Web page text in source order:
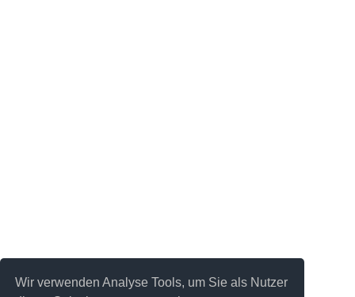
Wir verwenden Analyse Tools, um Sie als Nutzer